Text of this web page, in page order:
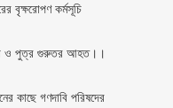
বৃক্ষরোপণ কর্মসূচি
ও পুত্র গুরুতর আহত।।
কাছে গণদাবি পরিষদের